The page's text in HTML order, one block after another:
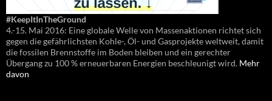
#KeepItInTheGround
4.-15. Mai 2016: Eine globale Welle von Massenaktionen richtet sich
gegen die gefährlichsten Kohle-, Öl- und Gasprojekte weltweit, damit
die fossilen Brennstoffe im Boden bleiben und ein gerechter
Übergang zu 100 % erneuerbaren Energien beschleunigt wird. Mehr
davon